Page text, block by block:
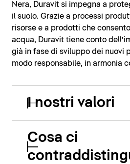
Nera, Duravit si impegna a
il suolo. Grazie a processi
risorse e a prodotti che
acqua, Duravit tiene conto
già in fase di sviluppo dei nuovi
modo responsabile, in armonia
I nostri valori
Cosa ci